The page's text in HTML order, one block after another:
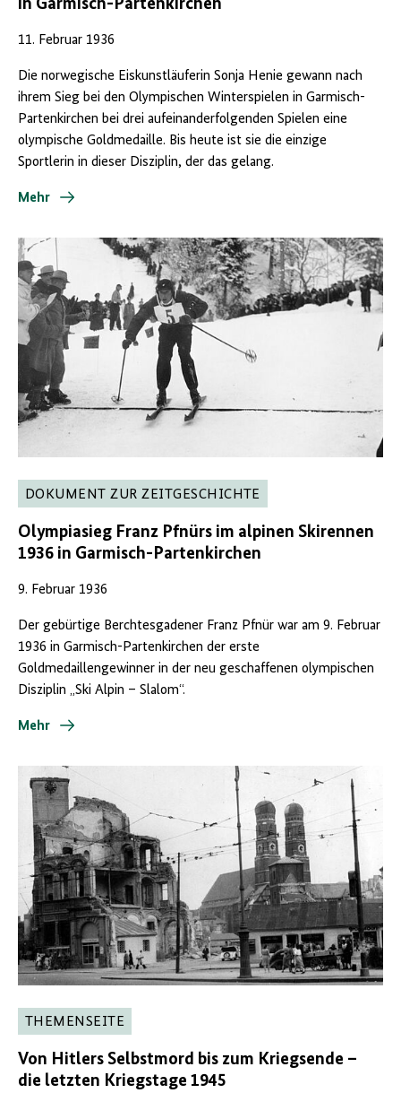
in Garmisch-Partenkirchen
11. Februar 1936
Die norwegische Eiskunstläuferin Sonja Henie gewann nach
ihrem Sieg bei den Olympischen Winterspielen in Garmisch-
Partenkirchen bei drei aufeinanderfolgenden Spielen eine
olympische Goldmedaille. Bis heute ist sie die einzige
Sportlerin in dieser Disziplin, der das gelang.
Mehr
DOKUMENT ZUR ZEITGESCHICHTE
Olympiasieg Franz Pfnürs im alpinen Skirennen
1936 in Garmisch-Partenkirchen
9. Februar 1936
Der gebürtige Berchtesgadener Franz Pfnür war am 9. Februar
1936 in Garmisch-Partenkirchen der erste
Goldmedaillengewinner in der neu geschaffenen olympischen
Disziplin „Ski Alpin – Slalom“.
Mehr
THEMENSEITE
Von Hitlers Selbstmord bis zum Kriegsende –
die letzten Kriegstage 1945